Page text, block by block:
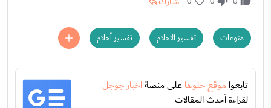
منوعات تفسير الاحلام تفسير أحلام
تابعواموقع حلوهاعلى منصةاخبار جوجل
لقراءة أحدث المقالات